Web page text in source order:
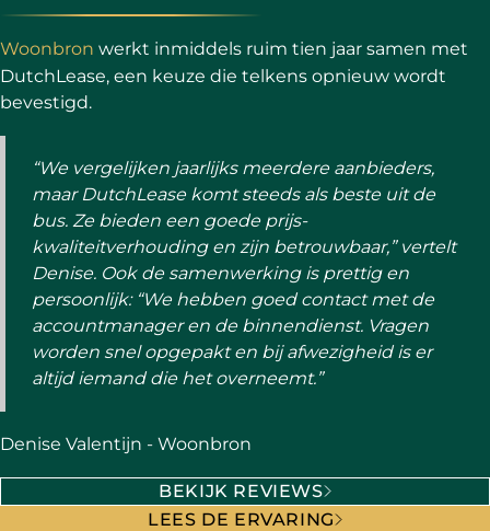
Woonbron werkt inmiddels ruim tien jaar samen met
DutchLease, een keuze die telkens opnieuw wordt
bevestigd.
“We vergelijken jaarlijks meerdere aanbieders,
maar DutchLease komt steeds als beste uit de
bus. Ze bieden een goede prijs-
kwaliteitverhouding en zijn betrouwbaar,” vertelt
Denise. Ook de samenwerking is prettig en
persoonlijk: “We hebben goed contact met de
accountmanager en de binnendienst. Vragen
worden snel opgepakt en bij afwezigheid is er
altijd iemand die het overneemt.”
Denise Valentijn - Woonbron
LEES DE ERVARING
BEKIJK REVIEWS